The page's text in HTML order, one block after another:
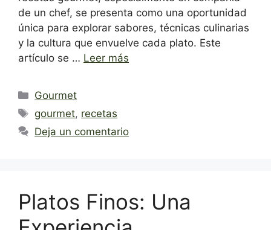
de un chef, se presenta como una oportunidad
única para explorar sabores, técnicas culinarias
y la cultura que envuelve cada plato. Este
artículo se … Leer más
Categorías
Gourmet
Etiquetas
gourmet, recetas
Deja un comentario
Platos Finos: Una